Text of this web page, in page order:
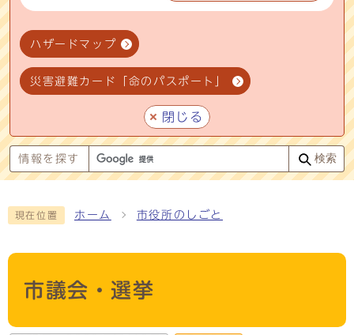
ハザードマップ
災害避難カード「命のパスポート」
閉じる
情報を探す 検索
現在位置 ホーム 市役所のしごと
市議会・選挙